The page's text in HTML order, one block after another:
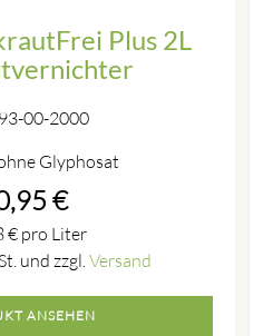
Plus 2L
00-2000
Glyphosat
€
€pro Liter
und zzgl. Versand
ANSEHEN